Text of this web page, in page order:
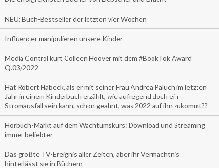
NEU: Buch-Bestseller der letzten vier Wochen
Influencer manipulieren unsere Kinder
Media Control kürt Colleen Hoover mit dem #BookTok Award
Q.03/2022
Hat Robert Habeck, als er mit seiner Frau Andrea Paluch im letzten
Jahr in einem Kinderbuch erzählt, wie aufregend doch ein
Stromausfall sein kann, schon geahnt, was 2022 auf ihn zukommt??
Hörbuch-Markt auf dem Wachtumskurs: Download und Streaming
immer beliebter
Das größte TV-Ereignis aller Zeiten, aber ihr Vermächtnis
hinterlässt sie in Büchern